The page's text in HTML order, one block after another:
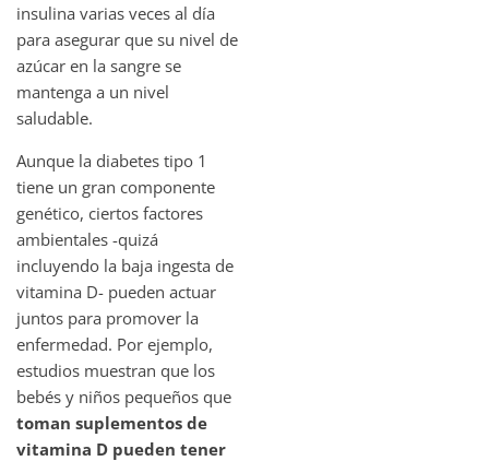
insulina varias veces al día
para asegurar que su nivel de
azúcar en la sangre se
mantenga a un nivel
saludable.
Aunque la diabetes tipo 1
tiene un gran componente
genético, ciertos factores
ambientales -quizá
incluyendo la baja ingesta de
vitamina D- pueden actuar
juntos para promover la
enfermedad. Por ejemplo,
estudios muestran que los
bebés y niños pequeños que
toman suplementos de
vitamina D pueden tener